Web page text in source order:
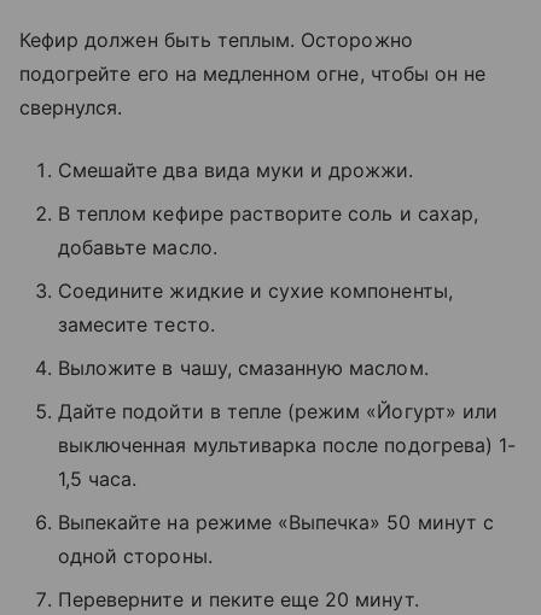
Кефир должен быть теплым. Осторожно
подогрейте его на медленном огне, чтобы он не
свернулся.
Смешайте два вида муки и дрожжи.
В теплом кефире растворите соль и сахар,
добавьте масло.
Соедините жидкие и сухие компоненты,
замесите тесто.
Выложите в чашу, смазанную маслом.
Дайте подойти в тепле (режим «Йогурт» или
выключенная мультиварка после подогрева) 1-
1,5 часа.
Выпекайте на режиме «Выпечка» 50 минут с
одной стороны.
Переверните и пеките еще 20 минут.